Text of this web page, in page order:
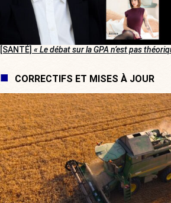
[SANTÉ] « Le débat sur la GPA n’est pas
CORRECTIFS ET MISES À JOUR